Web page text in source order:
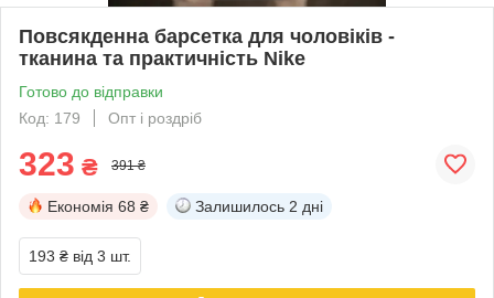
Повсякденна барсетка для чоловіків -
тканина та практичність Nike
Готово до відправки
Код: 179
Опт і роздріб
323 ₴ 391 ₴
Економія 68 ₴ Залишилось 2 дні
193 ₴ від 3 шт.